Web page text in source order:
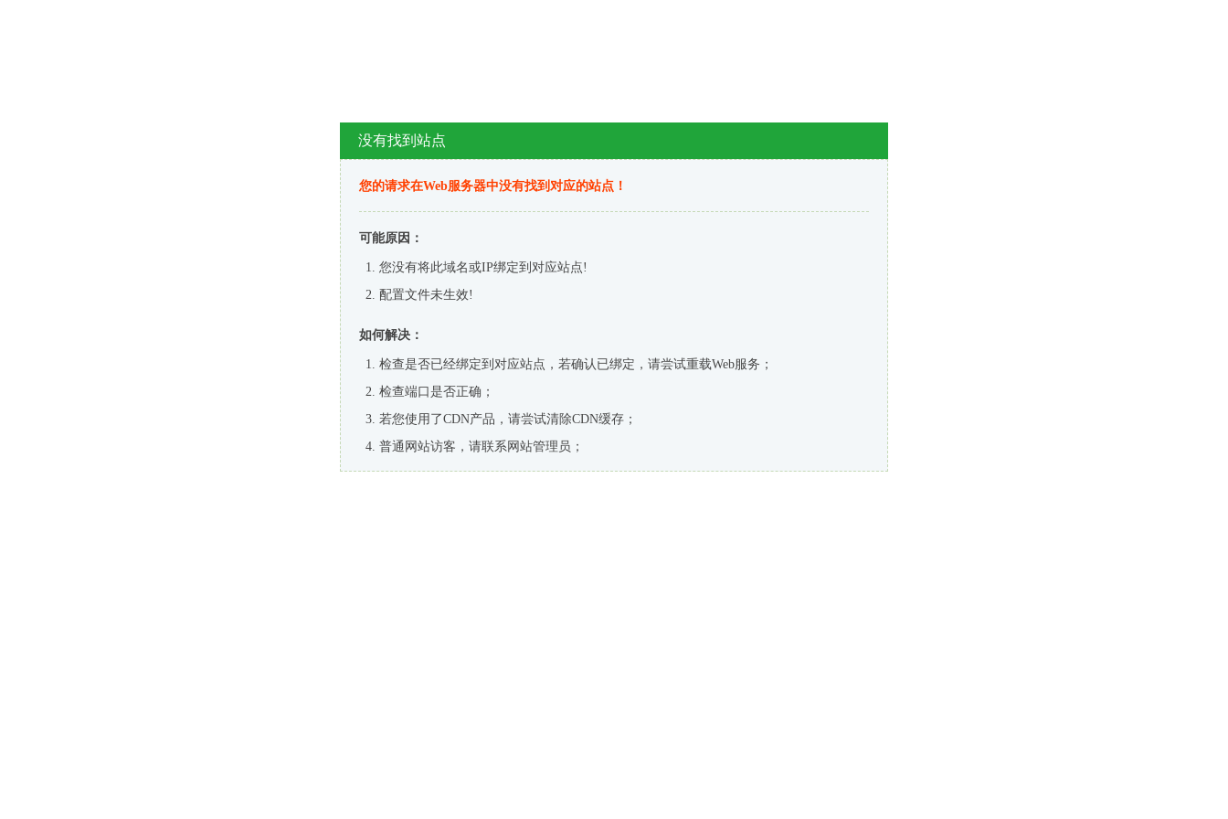
没有找到站点
您的请求在Web服务器中没有找到对应的站点！
可能原因：
您没有将此域名或IP绑定到对应站点!
配置文件未生效!
如何解决：
检查是否已经绑定到对应站点，若确认已绑定，请尝试重载Web服务；
检查端口是否正确；
若您使用了CDN产品，请尝试清除CDN缓存；
普通网站访客，请联系网站管理员；